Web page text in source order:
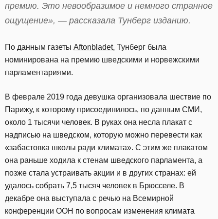
премию. Это невообразимое и немного странное
ощущение», — рассказала Тунберг изданию.
По данным газеты Aftonbladet, Тунберг была
номинирована на премию шведскими и норвежскими
парламентариями.
В феврале 2019 года девушка организовала шествие по
Парижу, к которому присоединилось, по данным СМИ,
около 1 тысячи человек. В руках она несла плакат с
надписью на шведском, которую можно перевести как
«забастовка школы ради климата». С этим же плакатом
она раньше ходила к стенам шведского парламента, а
позже стала устраивать акции и в других странах: ей
удалось собрать 7,5 тысяч человек в Брюсселе. В
декабре она выступала с речью на Всемирной
конференции ООН по вопросам изменения климата